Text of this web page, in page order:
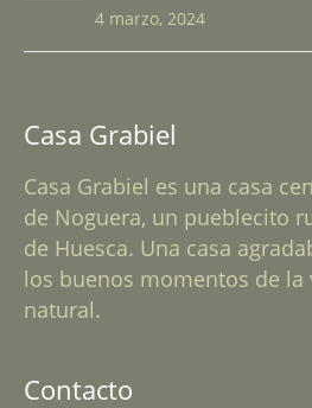
4 marzo, 2024
Casa Grabiel
Casa Grabiel es una casa
de Noguera, un pueblecito
de Huesca. Una casa
los buenos momentos de
natural.
Contacto